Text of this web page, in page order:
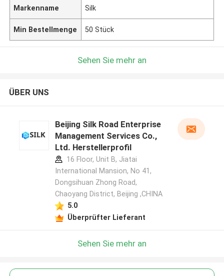
Markenname Silk
Min Bestellmenge 50 Stück
Sehen Sie mehr an
ÜBER UNS
Beijing Silk Road Enterprise
Management Services Co.,
Ltd. Herstellerprofil
16 Floor, Unit B, Jiatai
International Mansion, No 41,
Dongsihuan Zhong Road,
Chaoyang District, Beijing ,CHINA
5.0
Überprüfter Lieferant
Sehen Sie mehr an